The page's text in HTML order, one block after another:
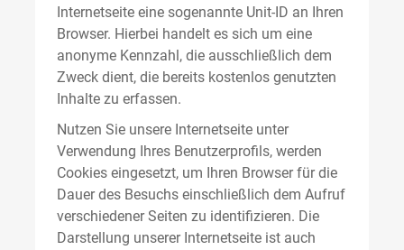
Internetseite eine sogenannte Unit-ID an Ihren
Browser. Hierbei handelt es sich um eine
anonyme Kennzahl, die ausschließlich dem
Zweck dient, die bereits kostenlos genutzten
Inhalte zu erfassen.
Nutzen Sie unsere Internetseite unter
Verwendung Ihres Benutzerprofils, werden
Cookies eingesetzt, um Ihren Browser für die
Dauer des Besuchs einschließlich dem Aufruf
verschiedener Seiten zu identifizieren. Die
Darstellung unserer Internetseite ist auch